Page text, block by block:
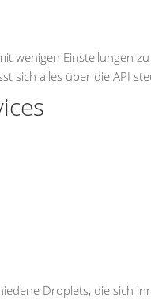
wenigen Einstellungen
sich alles über die API
Droplets, die sich